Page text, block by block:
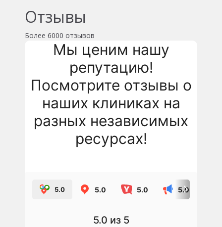
Отзывы
Более 6000 отзывов
Мы ценим нашу
репутацию!
Посмотрите отзывы о
наших клиниках на
разных независимых
ресурсах!
5.0 5.0 5.0 5.0
5.0 из 5